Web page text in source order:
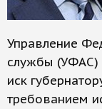
Управление
службы (УФАС)
иск
требованием